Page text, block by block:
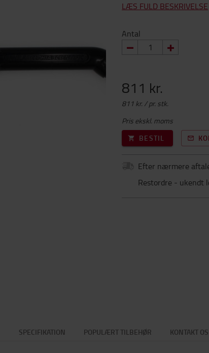
LÆS FULD BESKRIVELSE
Antal
811 kr.
811 kr. / pr. stk.
Pris ekskl. moms
BESTIL
Efter nærmere
Restordre - ukendt
SPECIFIKATION POPULÆRT TILBEHØR KONTAKT OS